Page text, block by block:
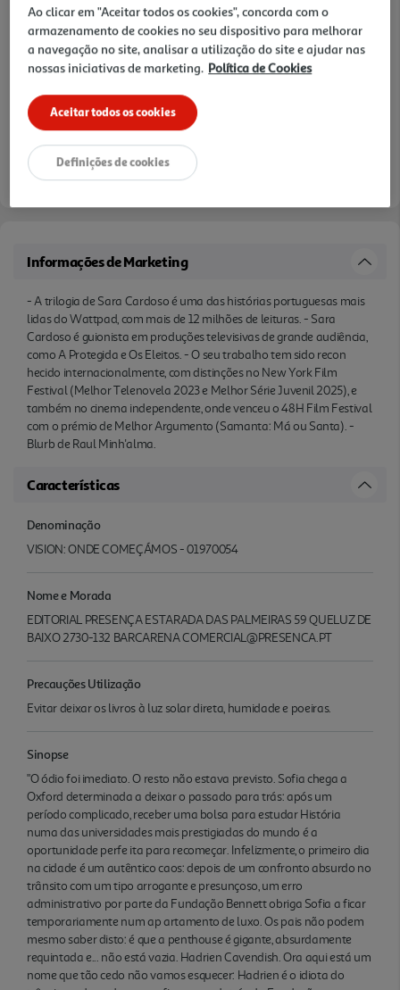
Raul Minh'alma.
Informações de Marketing
- A trilogia de Sara Cardoso é uma das histórias portuguesas mais
lidas do Wattpad, com mais de 12 milhões de leituras. - Sara
Cardoso é guionista em produções televisivas de grande audiência,
como A Protegida e Os Eleitos. - O seu trabalho tem sido recon
hecido internacionalmente, com distinções no New York Film
Festival (Melhor Telenovela 2023 e Melhor Série Juvenil 2025), e
também no cinema independente, onde venceu o 48H Film Festival
com o prémio de Melhor Argumento (Samanta: Má ou Santa). -
Blurb de Raul Minh'alma.
Características
Denominação
VISION: ONDE COMEÇÁMOS - 01970054
Nome e Morada
EDITORIAL PRESENÇA ESTARADA DAS PALMEIRAS 59 QUELUZ DE
BAIXO 2730-132 BARCARENA COMERCIAL@PRESENCA.PT
Precauções Utilização
Evitar deixar os livros à luz solar direta, humidade e poeiras.
Sinopse
"O ódio foi imediato. O resto não estava previsto. Sofia chega a
Oxford determinada a deixar o passado para trás: após um
período complicado, receber uma bolsa para estudar História
numa das universidades mais prestigiadas do mundo é a
oportunidade perfe ita para recomeçar. Infelizmente, o primeiro dia
na cidade é um autêntico caos: depois de um confronto absurdo no
trânsito com um tipo arrogante e presunçoso, um erro
administrativo por parte da Fundação Bennett obriga Sofia a ficar
temporariamente num ap artamento de luxo. Os pais não podem
mesmo saber disto: é que a penthouse é gigante, absurdamente
requintada e... não está vazia. Hadrien Cavendish. Ora aqui está um
nome que tão cedo não vamos esquecer: Hadrien é o idiota do
Ao clicar em "Aceitar todos os cookies", concorda com o
armazenamento de cookies no seu dispositivo para melhorar
a navegação no site, analisar a utilização do site e ajudar nas
nossas iniciativas de marketing. Política de Cookies
Aceitar todos os cookies
Definições de cookies